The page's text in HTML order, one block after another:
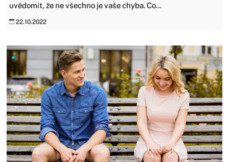
uvědomit, že ne všechno je vaše chyba. Co...
22.10.2022